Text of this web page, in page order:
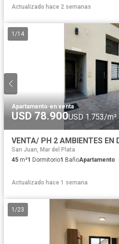
Actualizado hace 2 semanas
1 /14
Apartamento·en venta
USD 78.900USD 1.753/m²
San Juan, Mar del Plata
45 m²1 Dormitorio1 BañoApartamento
Actualizado hace 1 semana
1 /23